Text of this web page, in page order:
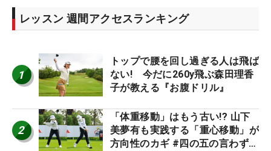
レッスン 週間アクセスランキング
1
トップで腰を回し過ぎる人は飛ば
ない! 今だに260y飛ぶ森田理香
子が教える『お腹ドリル』
2
「体重移動」はもう古い!? 山下
美夢有も実践する「重心移動」が
方向性のカギ #四の五の言わず振